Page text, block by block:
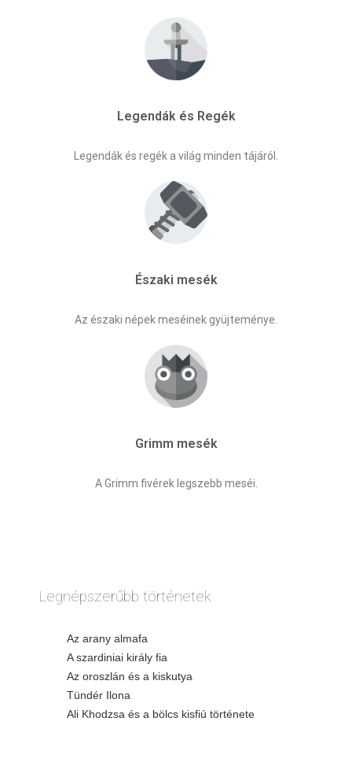
Legendák és Regék
Legendák és regék a világ minden tájáról.
Északi mesék
Az északi népek meséinek gyüjteménye.
Grimm mesék
A Grimm fivérek legszebb meséi.
Legnépszerűbb történetek
Az arany almafa
A szardiniai király fia
Az oroszlán és a kiskutya
Tündér Ilona
Ali Khodzsa és a bölcs kisfiú története